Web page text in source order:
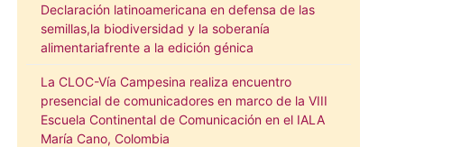
Declaración latinoamericana en defensa de las
semillas,la biodiversidad y la soberanía
alimentariafrente a la edición génica
La CLOC-Vía Campesina realiza encuentro
presencial de comunicadores en marco de la VIII
Escuela Continental de Comunicación en el IALA
María Cano, Colombia